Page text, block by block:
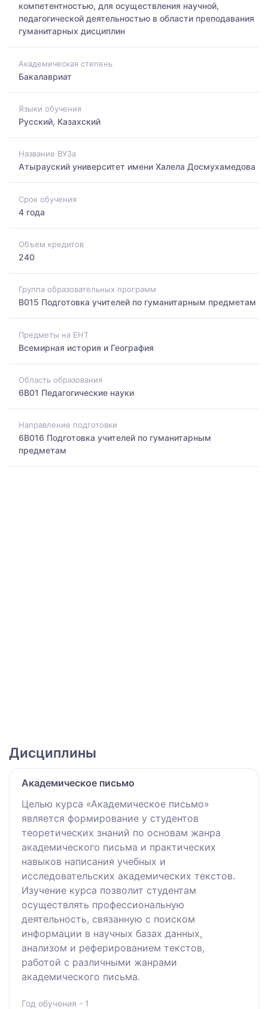
компетентностью, для осуществления научной,
педагогической деятельностью в области преподавания
гуманитарных дисциплин
Академическая степень
Бакалавриат
Языки обучения
Русский, Казахский
Название ВУЗа
Атырауский университет имени Халела Досмухамедова
Срок обучения
4 года
Объем кредитов
240
Группа образовательных программ
B015 Подготовка учителей по гуманитарным предметам
Предметы на ЕНТ
Всемирная история и География
Область образования
6B01 Педагогические науки
Направление подготовки
6B016 Подготовка учителей по гуманитарным
предметам
Дисциплины
Академическое письмо
Целью курса «Академическое письмо»
является формирование у студентов
теоретических знаний по основам жанра
академического письма и практических
навыков написания учебных и
исследовательских академических текстов.
Изучение курса позволит студентам
осуществлять профессиональную
деятельность, связанную с поиском
информации в научных базах данных,
анализом и реферированием текстов,
работой с различными жанрами
академического письма.
Год обучения - 1